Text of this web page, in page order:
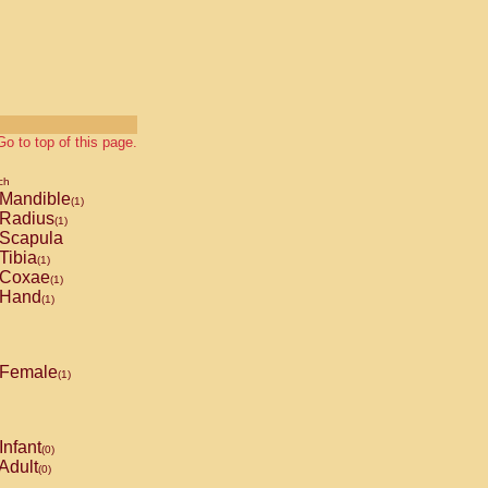
to top of this page.
Mandible(1)
Radius(1)
Scapula
Tibia(1)
Coxae(1)
Hand(1)
Female(1)
Infant(0)
(0)